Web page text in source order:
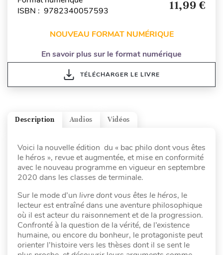
ISBN : 9782340057593
11,99 €
NOUVEAU FORMAT NUMÉRIQUE
En savoir plus sur le format numérique
TÉLÉCHARGER LE LIVRE
Vidéos
Audios
Description
Voici la nouvelle édition du « bac philo dont vous êtes
le héros », revue et augmentée, et mise en conformité
avec le nouveau programme en vigueur en septembre
2020 dans les classes de terminale.
Sur le mode d’un livre dont vous êtes le héros, le
lecteur est entraîné dans une aventure philosophique
où il est acteur du raisonnement et de la progression.
Confronté à la question de la vérité, de l’existence
humaine, ou encore du bonheur, le protagoniste peut
orienter l’histoire vers les thèses dont il se sent le